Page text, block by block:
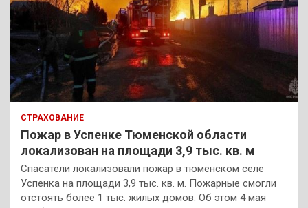
СТРАХОВАНИЕ
Пожар в Успенке Тюменской области
локализован на площади 3,9 тыс. кв. м
Спасатели локализовали пожар в тюменском селе
Успенка на площади 3,9 тыс. кв. м. Пожарные смогли
отстоять более 1 тыс. жилых домов. Об этом 4 мая